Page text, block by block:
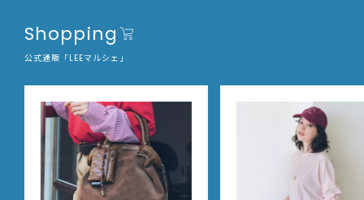
Shopping
公式通販「LEEマルシェ」